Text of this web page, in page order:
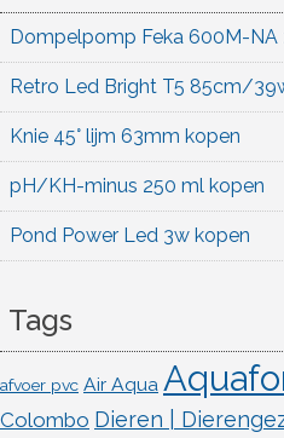
Dompelpomp Feka 600M-
Retro Led Bright T5 85cm/
Knie 45° lijm 63mm kopen
pH/KH-minus 250 ml kopen
Pond Power Led 3w kopen
Tags
afvoer pvc Air Aqua
Colombo Dieren |